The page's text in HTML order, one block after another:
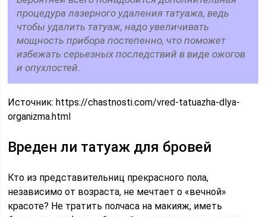
процедура лазерного удаления татуажа, ведь
чтобы удалить татуаж, надо увеличивать
мощность прибора постепенно, что поможет
избежать серьезных последствий в виде ожогов
и опухлостей.
Источник:https://chastnosti.com/vred-tatuazha-dlya-
organizma.html
Вреден ли татуаж для бровей
Кто из представительниц прекрасного пола,
независимо от возраста, не мечтает о «вечной»
красоте? Не тратить полчаса на макияж, иметь